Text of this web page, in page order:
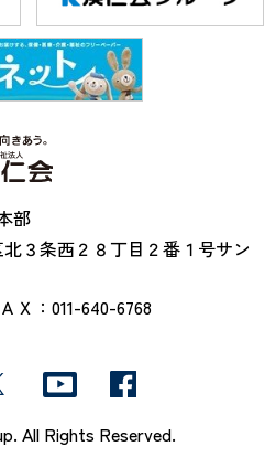
法人渓仁会
部
３条西２８丁目２番１号サン
Ｘ：011-640-6768
All Rights Reserved.